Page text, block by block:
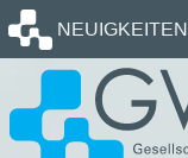
NEUIGKEITEN